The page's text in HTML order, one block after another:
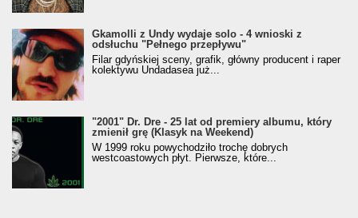
Gkamolli z Undy wydaje solo - 4 wnioski z
odsłuchu "Pełnego przepływu"
Filar gdyńskiej sceny, grafik, główny producent i raper
kolektywu Undadasea już...
"2001" Dr. Dre - 25 lat od premiery albumu, który
zmienił grę (Klasyk na Weekend)
W 1999 roku powychodziło trochę dobrych
westcoastowych płyt. Pierwsze, które...